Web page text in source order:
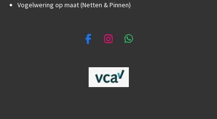
Vogelwering op maat (Netten & Pinnen)
F
e
o
I
t
a
g
W
t
A